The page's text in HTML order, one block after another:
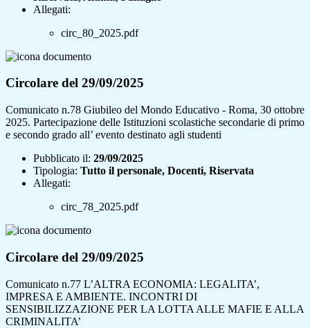
Allegati:
circ_80_2025.pdf
Circolare del 29/09/2025
Comunicato n.78 Giubileo del Mondo Educativo - Roma, 30 ottobre
2025. Partecipazione delle Istituzioni scolastiche secondarie di primo
e secondo grado all’ evento destinato agli studenti
Pubblicato il: 29/09/2025
Tipologia: Tutto il personale, Docenti, Riservata
Allegati:
circ_78_2025.pdf
Circolare del 29/09/2025
Comunicato n.77 L’ALTRA ECONOMIA: LEGALITA’,
IMPRESA E AMBIENTE. INCONTRI DI
SENSIBILIZZAZIONE PER LA LOTTA ALLE MAFIE E ALLA
CRIMINALITA’